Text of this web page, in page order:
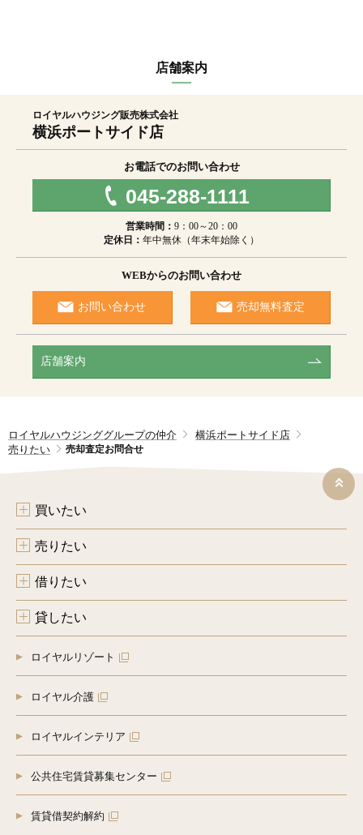
（１）不動産の売買、仲介、賃貸、管理等
（２）（１）の利用目的の達成に必要な範囲での、個人情報
の履行、情報、サービスの提供
（４）上の（１）、（３）の商品・情報・サービス提供のた
ティング（アンケートのお願い等）活動。顧客動向分析また
は商品開発等の調査分析
（５）当グループが取得した個人情報のグループ企業間での
共同利用。共同利用者：ロイヤルハウジング株式会社、ロイ
ヤルハウジング販売株式会社、ロイヤルリゾート株式会社、
ロイヤルコーポレーション株式会社、ロイヤルインテリア株
式会社、神奈川ロイヤル株式会社、川崎ロイヤル株式会社、
東京ロイヤル株式会社、埼玉ロイヤル株式会社、Royals株
（６）情報、サービスの提供は、ご本人からの申し出があり
（１）ご本人の同意がある場合
（３）人の生命、身体または財産の保護のため必要がある場
合であって、ご本人の同意を得ることが困難であるとき
（５）国の機関若しくは地方公共団体またはその委託を受け
た者が法令の定める事務を遂行することに対して協力する必
該事務の遂行に支障を及ぼすおそれがあるとき
広告媒体により第三者に提供されます。なお、ご本人からの
申し出がありましたら、提供は停止いたします。
（売買仲介等の場合に提供する第三者の例示）
１．契約の相手方となる者、その見込み客
３．インターネット広告の掲載業者、不動産事業者団体
４．指定流通機構（物件登録、成約通知および同機構のデー
タを利用しての営業、価格査定等の実施）
５．登記等に関する司法書士、土地家屋調査士
６．融資等に関する金融機関
７．不動産管理等に関する管理会社
[５]個人情報の安全管理措置
当グループが有する個人情報は適正かつ慎重に管理し、個人
情報への不正アクセス、紛失、改ざん、漏えい等を防止する
ため、必要かつ適正な安全管理措置を講じます。
[６]個人情報の取り扱いの委託
当グループが有する個人情報について、その取り扱いを外部
つ適切な監督を行います。
店舗案内
ロイヤルハウジング販売株式会社
横浜ポートサイド店
お電話でのお問い合わせ
045-288-1111
営業時間： 9：00～20：00
定休日： 年中無休（年末年始除く）
WEBからのお問い合わせ
お問い合わせ 売却無料査定
店舗案内
ロイヤルハウジンググループの仲介
横浜ポートサイド店
売りたい
売却査定お問合せ
買いたい
売りたい
借りたい
貸したい
ロイヤルリゾート
ロイヤル介護
ロイヤルインテリア
公共住宅賃貸募集センター
賃貸借契約解約